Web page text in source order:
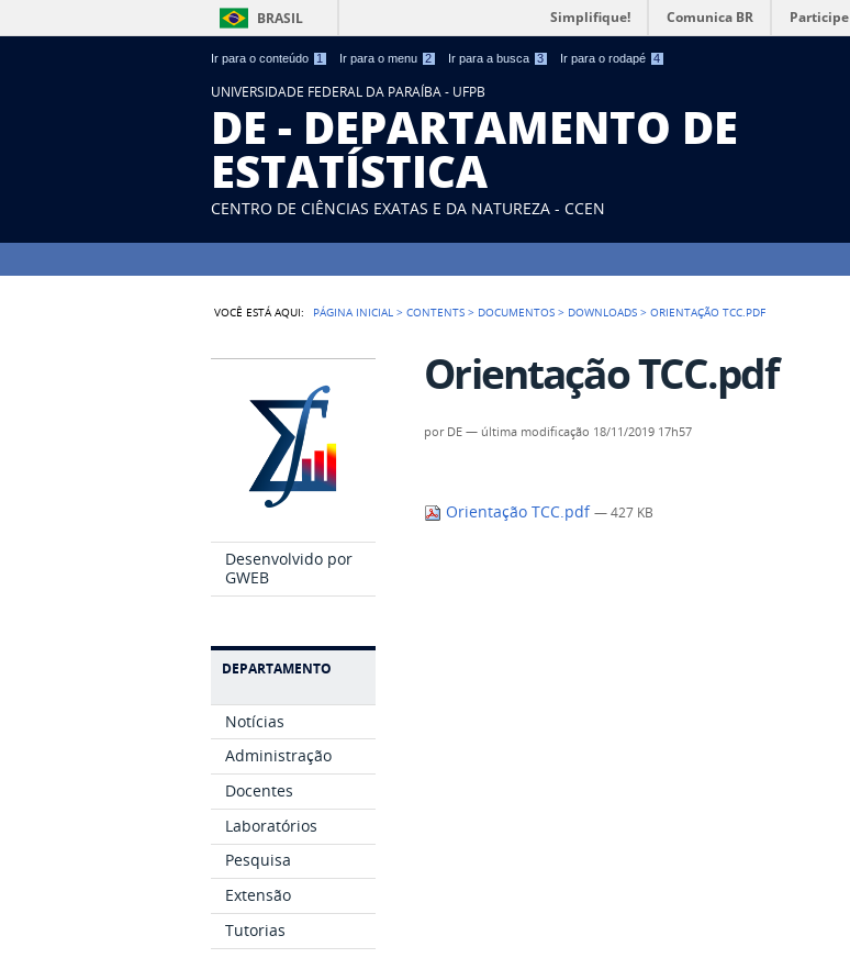
Ir para o conteúdo 1 Ir para o menu 2 Ir para a busca 3 Ir para o rodapé 4
BRASIL Simplifique! Comunica BR Participe
UNIVERSIDADE FEDERAL DA PARAÍBA - UFPB
DE - DEPARTAMENTO DE
ESTATÍSTICA
CENTRO DE CIÊNCIAS EXATAS E DA NATUREZA - CCEN
VOCÊ ESTÁ AQUI: PÁGINA INICIAL >CONTENTS > DOCUMENTOS > DOWNLOADS >ORIENTAÇÃO TCC.PDF
Desenvolvido por
GWEB
DEPARTAMENTO
Notícias
Administração
Docentes
Laboratórios
Pesquisa
Extensão
Tutorias
Orientação TCC.pdf
por DE — última modificação 18/11/2019 17h57
Orientação TCC.pdf— 427 KB